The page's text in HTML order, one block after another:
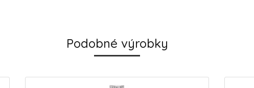
Podobné výrobky